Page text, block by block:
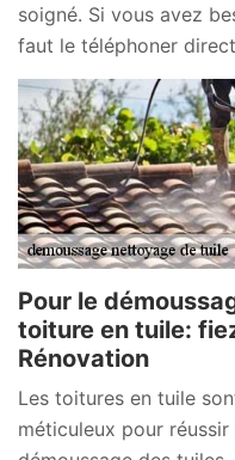
soigné. Si vous avez
faut le téléphoner
Pour le
toiture en tuile:
Rénovation
Les toitures en tuile
méticuleux pour